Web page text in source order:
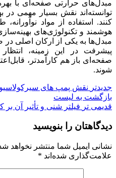
مبدل‌های حرارتی صفحه‌ای با
توانسته‌اند نقش بسیار مهمی در
کنند. استفاده از مواد
هوشمند و تکنولوژی‌های
مبدل‌ها به یکی از ارکان اصلی در
پیشرفت در این زمینه،
صفحه‌ای باز هم کارآمدتر،
شوند.
جدیدتر نقش پمپ‌ های
بازگشت به لیست
قدیمی تر فیلتر شنی و تأثیر آن بر
دیدگاهتان را بنویسید
نشانی ایمیل شما منتشر نخواهد
علامت‌گذاری شده‌اند *